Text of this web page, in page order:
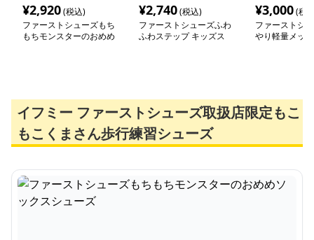
¥2,920(税込)
ファーストシューズもち
もちモンスターのおめめ
¥2,740(税込)
ファーストシューズふわ
ふわステップ キッズス
¥3,000(税
ファーストシ
やり軽量メッ
イフミー ファーストシューズ取扱店限定もこ
もこくまさん歩行練習シューズ